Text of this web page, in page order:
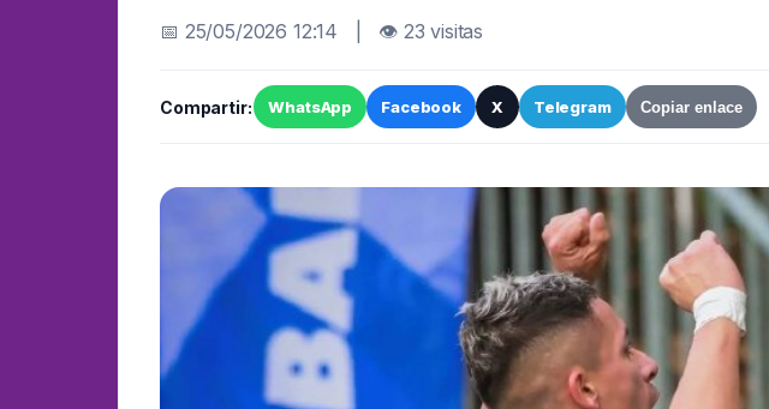
📅 25/05/2026 12:14 | 👁 23 visitas
Compartir: WhatsApp Facebook X Telegram Copiar enlace